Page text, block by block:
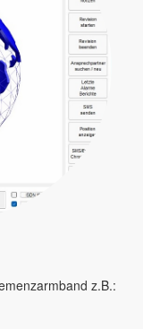
z.B.: